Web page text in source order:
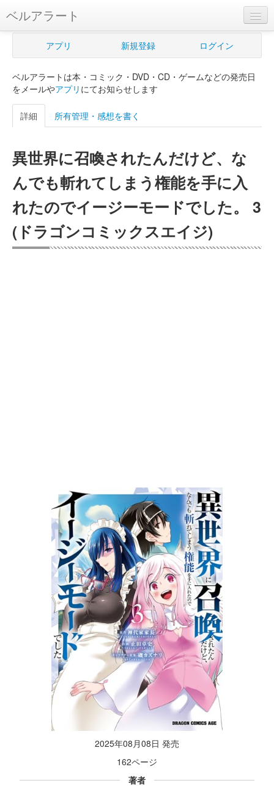
ベルアラート
ベルアラートとは
新規登録
ログイン
購入管理
Myシェルフ
プレミアム
アプリ 新規登録 ログイン
ベルアラートは本・コミック・DVD・CD・ゲームなどの発売日
をメールやアプリ にてお知らせします
詳細 所有管理・感想を書く
異世界に召喚されたんだけど、な
んでも斬れてしまう権能を手に入
れたのでイージーモードでした。 3
(ドラゴンコミックスエイジ)
2025年08月08日 発売
162ページ
著者